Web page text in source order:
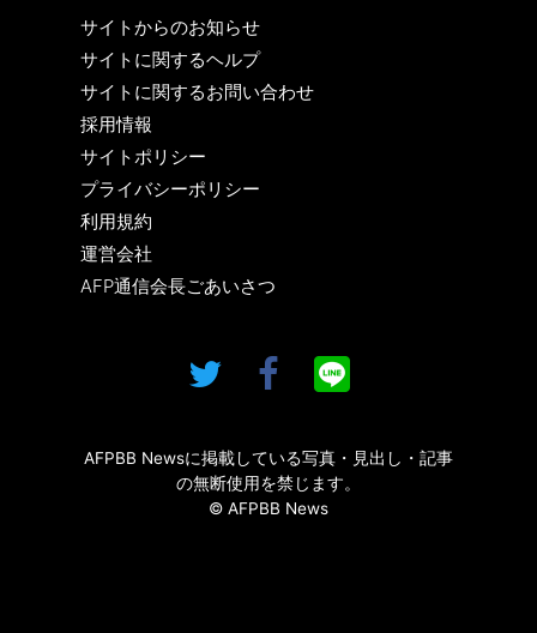
サイトからのお知らせ
サイトに関するヘルプ
サイトに関するお問い合わせ
採用情報
サイトポリシー
プライバシーポリシー
利用規約
運営会社
AFP通信会長ごあいさつ
AFPBB Newsに掲載している写真・見出し・記事
の無断使用を禁じます。
© AFPBB News